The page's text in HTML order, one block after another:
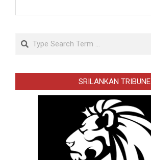
Search
SRILANKAN TRIBUNE